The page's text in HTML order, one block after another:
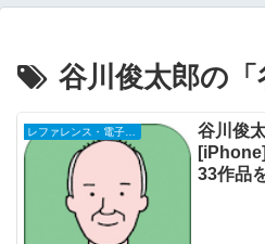
谷川俊太郎の「
谷川俊
33作品